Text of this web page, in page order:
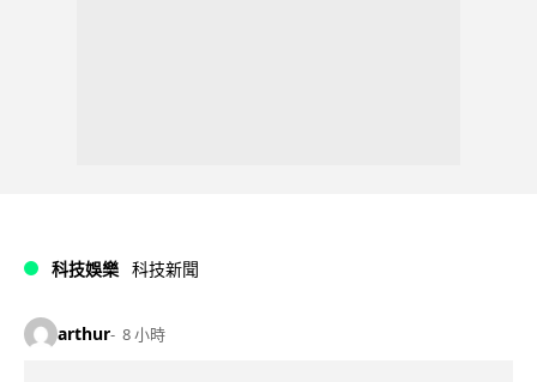
科技娛樂 科技新聞
arthur 8 小時